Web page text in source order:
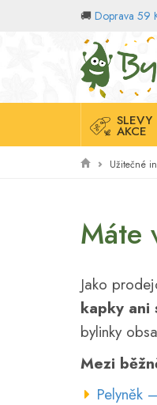
🚚 Doprava 59
Domů
SLEVY
AKCE
Užitečné
Máte
Jako
kapky ani
bylinky
Mezi
Pelyněk